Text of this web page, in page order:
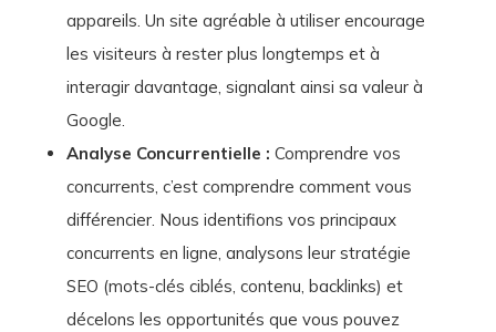
appareils. Un site agréable à utiliser encourage
les visiteurs à rester plus longtemps et à
interagir davantage, signalant ainsi sa valeur à
Google.
Analyse Concurrentielle : Comprendre vos
concurrents, c’est comprendre comment vous
différencier. Nous identifions vos principaux
concurrents en ligne, analysons leur stratégie
SEO (mots-clés ciblés, contenu, backlinks) et
décelons les opportunités que vous pouvez